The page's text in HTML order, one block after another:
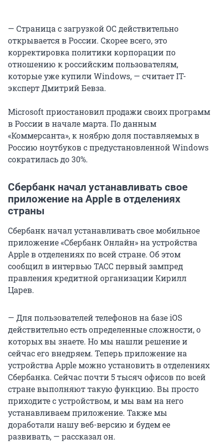
— Страница с загрузкой ОС действительно
открывается в России. Скорее всего, это
корректировка политики корпорации по
отношению к российским пользователям,
которые уже купили Windows, — считает IT-
эксперт Дмитрий Бевза.
Microsoft приостановил продажи своих программ
в России в начале марта. По данным
«Коммерсанта», к ноябрю доля поставляемых в
Россию ноутбуков с предустановленной Windows
сократилась до 30%.
Сбербанк начал устанавливать свое
приложение на Apple в отделениях
страны
Сбербанк начал устанавливать свое мобильное
приложение «Сбербанк Онлайн» на устройства
Apple в отделениях по всей стране. Об этом
сообщил в интервью ТАСС первый зампред
правления кредитной организации Кирилл
Царев.
— Для пользователей телефонов на базе iOS
действительно есть определенные сложности, о
которых вы знаете. Но мы нашли решение и
сейчас его внедряем. Теперь приложение на
устройства Apple можно установить в отделениях
Сбербанка. Сейчас почти 5 тысяч офисов по всей
стране выполняют такую функцию. Вы просто
приходите с устройством, и мы вам на него
устанавливаем приложение. Также мы
доработали нашу веб-версию и будем ее
развивать, — рассказал он.